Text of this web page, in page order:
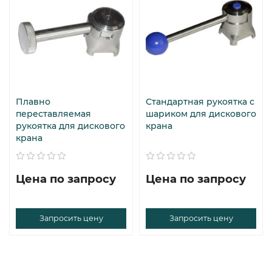
Плавно
переставляемая
рукоятка для дискового
крана
Цена по запросу
Запросить цену
Стандартная рукоятка с
шариком для дискового
крана
Цена по запросу
Запросить цену